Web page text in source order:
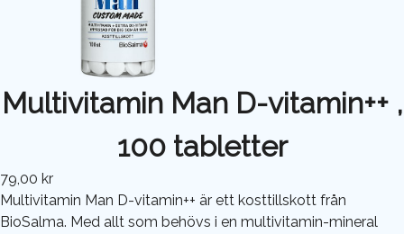
Multivitamin Man D-vitamin++ ,
100 tabletter
79,00 kr
Multivitamin Man D-vitamin++ är ett kosttillskott från
BioSalma. Med allt som behövs i en multivitamin-mineral